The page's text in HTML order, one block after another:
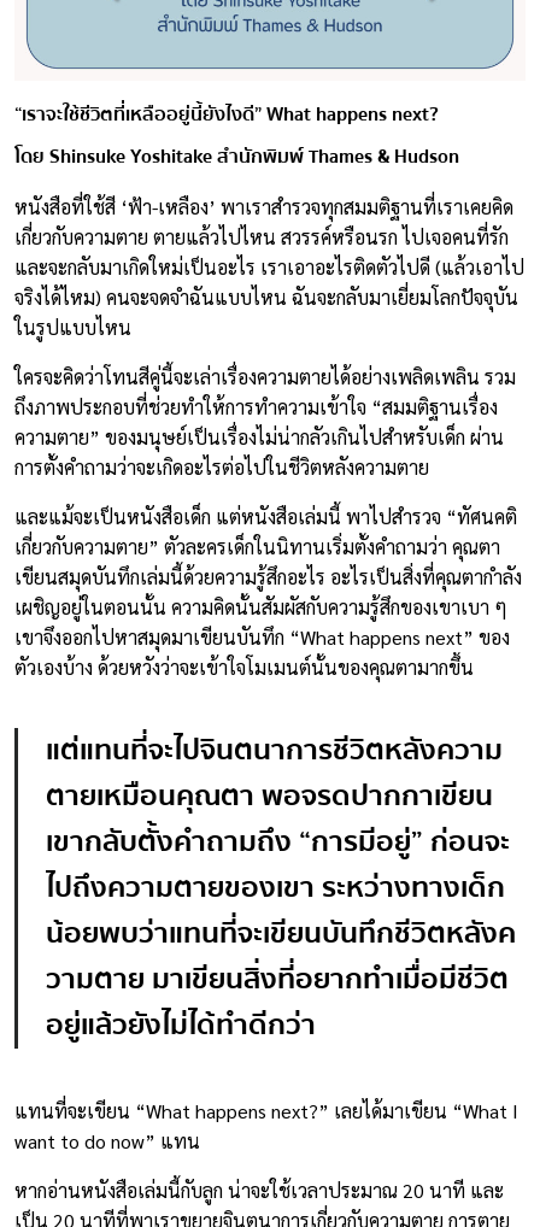
“เราจะใช้ชีวิตที่เหลืออยู่นี้ยังไงดี” What happens next?
โดย Shinsuke Yoshitake สำนักพิมพ์ Thames & Hudson
หนังสือที่ใช้สี ‘ฟ้า-เหลือง’ พาเราสำรวจทุกสมมติฐานที่เราเคยคิด
เกี่ยวกับความตาย ตายแล้วไปไหน สวรรค์หรือนรก ไปเจอคนที่รัก
และจะกลับมาเกิดใหม่เป็นอะไร เราเอาอะไรติดตัวไปดี (แล้วเอาไป
จริงได้ไหม) คนจะจดจำฉันแบบไหน ฉันจะกลับมาเยี่ยมโลกปัจจุบัน
ในรูปแบบไหน
ใครจะคิดว่าโทนสีคู่นี้จะเล่าเรื่องความตายได้อย่างเพลิดเพลิน รวม
ถึงภาพประกอบที่ช่วยทำให้การทำความเข้าใจ “สมมติฐานเรื่อง
ความตาย” ของมนุษย์เป็นเรื่องไม่น่ากลัวเกินไปสำหรับเด็ก ผ่าน
การตั้งคำถามว่าจะเกิดอะไรต่อไปในชีวิตหลังความตาย
และแม้จะเป็นหนังสือเด็ก แต่หนังสือเล่มนี้ พาไปสำรวจ “ทัศนคติ
เกี่ยวกับความตาย” ตัวละครเด็กในนิทานเริ่มตั้งคำถามว่า คุณตา
เขียนสมุดบันทึกเล่มนี้ด้วยความรู้สึกอะไร อะไรเป็นสิ่งที่คุณตากำลัง
เผชิญอยู่ในตอนนั้น ความคิดนั้นสัมผัสกับความรู้สึกของเขาเบา ๆ
เขาจึงออกไปหาสมุดมาเขียนบันทึก “What happens next” ของ
ตัวเองบ้าง ด้วยหวังว่าจะเข้าใจโมเมนต์นั้นของคุณตามากขึ้น
แต่แทนที่จะไปจินตนาการชีวิตหลังความ
ตายเหมือนคุณตา พอจรดปากกาเขียน
เขากลับตั้งคำถามถึง “การมีอยู่” ก่อนจะ
ไปถึงความตายของเขา ระหว่างทางเด็ก
น้อยพบว่าแทนที่จะเขียนบันทึกชีวิตหลังค
วามตาย มาเขียนสิ่งที่อยากทำเมื่อมีชีวิต
อยู่แล้วยังไม่ได้ทำดีกว่า
แทนที่จะเขียน “What happens next?” เลยได้มาเขียน “What I
want to do now” แทน
หากอ่านหนังสือเล่มนี้กับลูก น่าจะใช้เวลาประมาณ 20 นาที และ
เป็น 20 นาทีที่พาเราขยายจินตนาการเกี่ยวกับความตาย การตาย